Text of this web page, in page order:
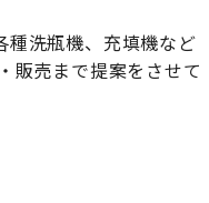
種洗瓶機、充填機など
販売まで提案をさせて